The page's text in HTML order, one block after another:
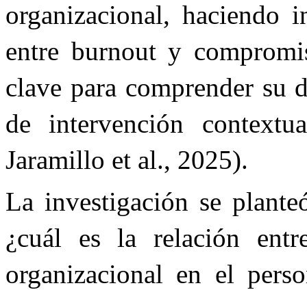
organizacional, haciendo
entre burnout y
clave para comprender su
de intervención
Jaramillo et al., 2025).
La investigación se
¿cuál es la relación
organizacional en el